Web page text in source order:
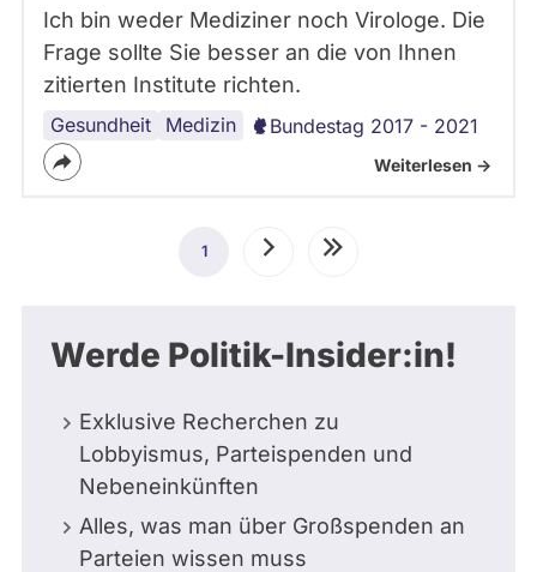
Ich bin weder Mediziner noch Virologe. Die
Frage sollte Sie besser an die von Ihnen
zitierten Institute richten.
Gesundheit Medizin Bundestag 2017 - 2021
Weiterlesen ->
Seitennummerierung
Aktuelle
1 NächsteLetzte
Werde Politik-Insider:in!
Exklusive Recherchen zu
Lobbyismus, Parteispenden und
Nebeneinkünften
Alles, was man über Großspenden an
Parteien wissen muss